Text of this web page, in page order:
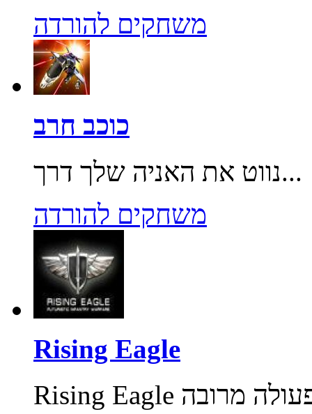
משחקים להורדה
כוכב חרב
נווט את האניה שלך דרך...
משחקים להורדה
Rising Eagle